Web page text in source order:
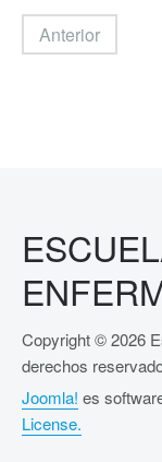
Anterior
Copyright © 2026
derechos
Joomla! es
License.